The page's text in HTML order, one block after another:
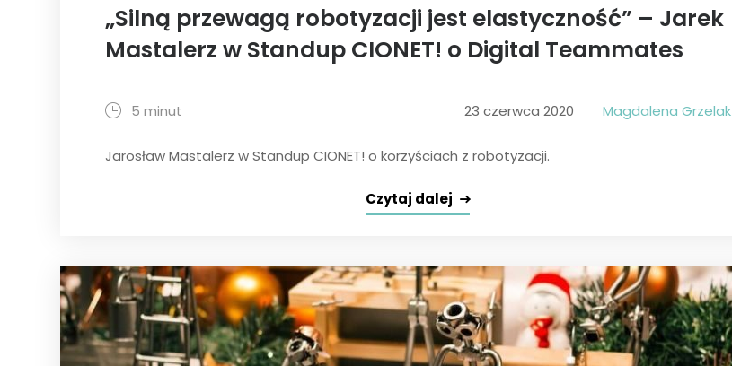
„Silną przewagą robotyzacji jest elastyczność” – Jarek
Mastalerz w Standup CIONET! o Digital Teammates
5 minut 23 czerwca 2020 Magdalena Grzelak
Jarosław Mastalerz w Standup CIONET! o korzyściach z robotyzacji.
Czytaj dalej